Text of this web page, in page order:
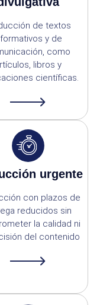
de textos
y de
como
libros y
científicas.
urgente
con plazos de
reducidos sin
la calidad ni
del contenido